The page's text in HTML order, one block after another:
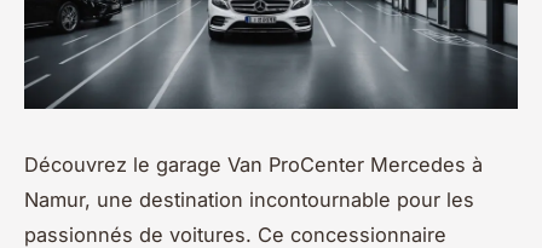
Découvrez le garage Van ProCenter Mercedes à
Namur, une destination incontournable pour les
passionnés de voitures. Ce concessionnaire